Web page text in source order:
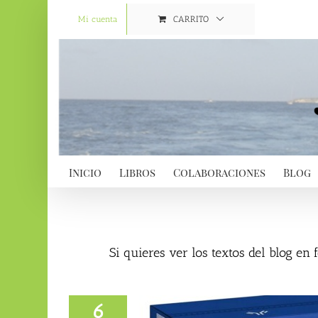
Mi cuenta CARRITO
Inicio Libros Colaboraciones Blog
Si quieres ver los textos del blog en
6